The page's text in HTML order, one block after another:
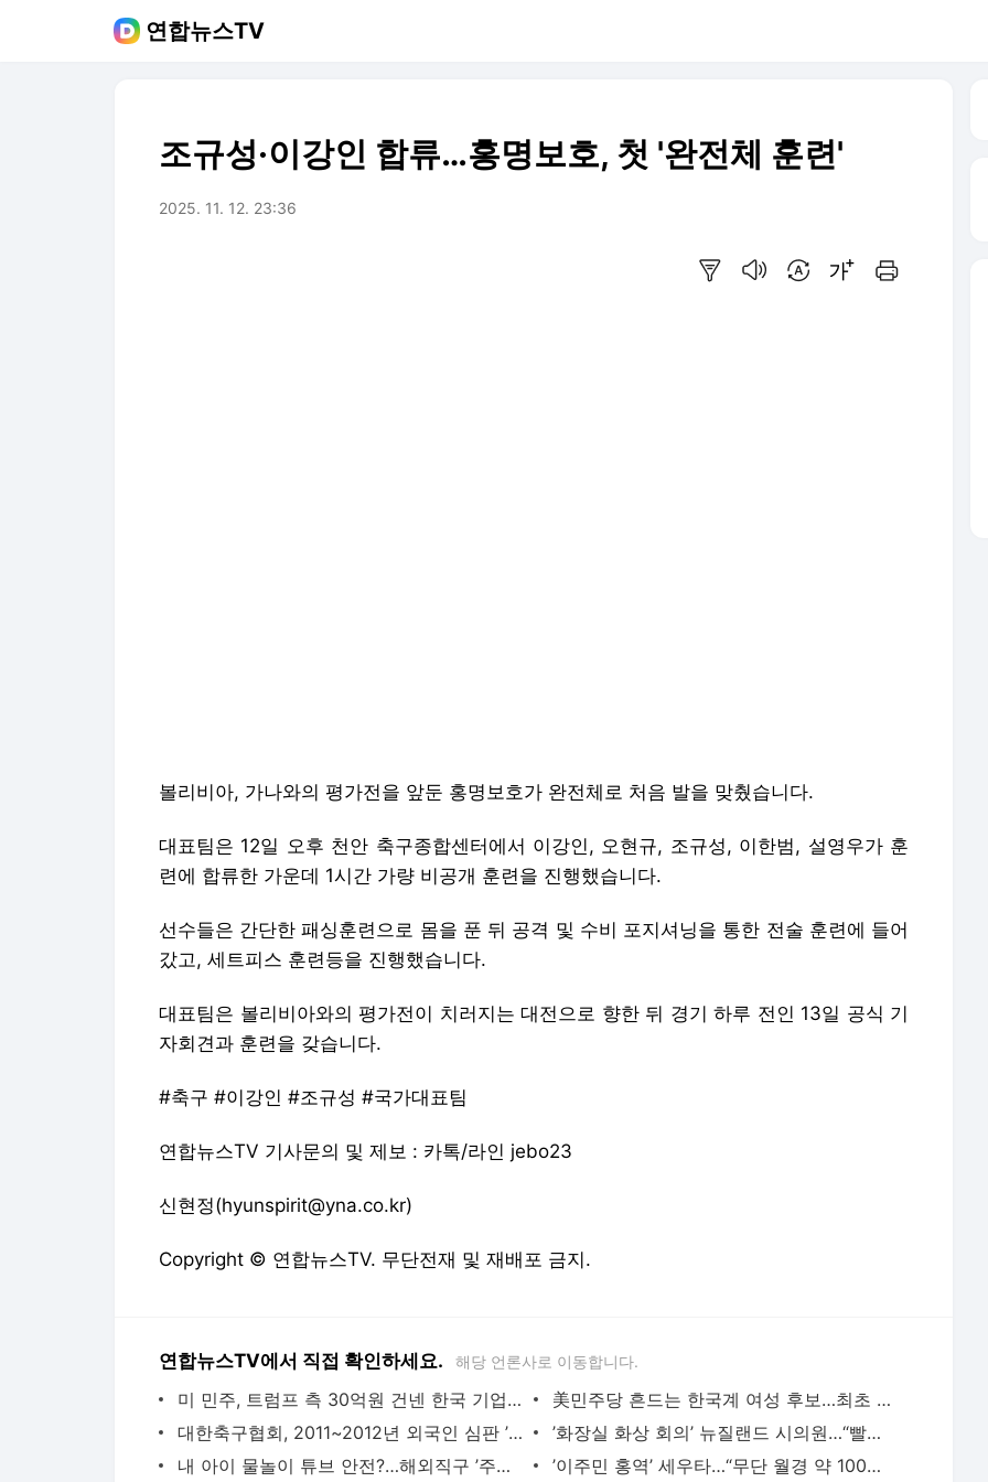
연합뉴스TV
조규성·이강인 합류…홍명보호, 첫 '완전체 훈련'
2025. 11. 12. 23:36
볼리비아, 가나와의 평가전을 앞둔 홍명보호가 완전체로 처음 발을 맞췄습니다.
대표팀은 12일 오후 천안 축구종합센터에서 이강인, 오현규, 조규성, 이한범, 설영우가 훈
련에 합류한 가운데 1시간 가량 비공개 훈련을 진행했습니다.
선수들은 간단한 패싱훈련으로 몸을 푼 뒤 공격 및 수비 포지셔닝을 통한 전술 훈련에 들어
갔고, 세트피스 훈련등을 진행했습니다.
대표팀은 볼리비아와의 평가전이 치러지는 대전으로 향한 뒤 경기 하루 전인 13일 공식 기
자회견과 훈련을 갖습니다.
#축구 #이강인 #조규성 #국가대표팀
연합뉴스TV 기사문의 및 제보 : 카톡/라인 jebo23
신현정(hyunspirit@yna.co.kr)
Copyright © 연합뉴스TV. 무단전재 및 재배포 금지.
연합뉴스TV에서 직접 확인하세요. 해당 언론사로 이동합니다.
미 민주, 트럼프 측 30억원 건넨 한국 기업에 “잠재적 뇌물“
美민주당 흔드는 한국계 여성 후보…최초 주지사 될까
대한축구협회, 2011~2012년 외국인 심판 ’성접대’ 파문
’화장실 화상 회의’ 뉴질랜드 시의원…“빨래 보여도 괜찮아“
내 아이 물놀이 튜브 안전?…해외직구 ’주의보’
’이주민 홍역’ 세우타…“무단 월경 약 100명 사망“